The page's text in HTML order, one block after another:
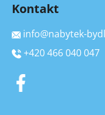
Kontakt
info@nabytek-
+420 466 040 047